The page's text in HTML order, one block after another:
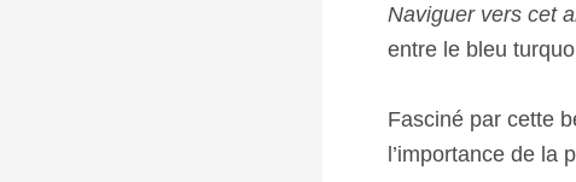
Naviguer vers cet
entre le bleu
Fasciné par cette
l’importance de la